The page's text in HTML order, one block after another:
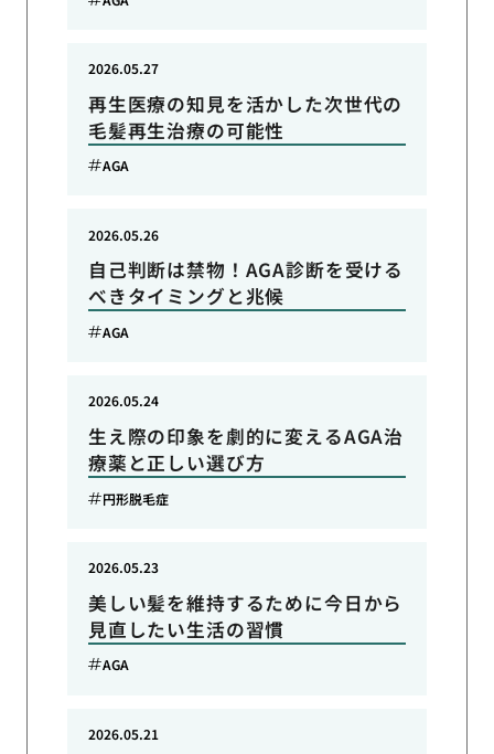
再生医療の知見を活かした次世代の
毛髪再生治療の可能性
2026.05.27
AGA
自己判断は禁物！AGA診断を受ける
べきタイミングと兆候
2026.05.26
AGA
生え際の印象を劇的に変えるAGA治
療薬と正しい選び方
2026.05.24
円形脱毛症
美しい髪を維持するために今日から
見直したい生活の習慣
2026.05.23
AGA
2026.05.21